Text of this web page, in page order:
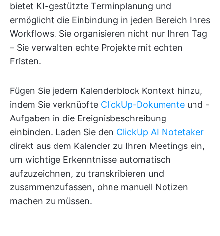
bietet KI-gestützte Terminplanung und
ermöglicht die Einbindung in jeden Bereich Ihres
Workflows. Sie organisieren nicht nur Ihren Tag
– Sie verwalten echte Projekte mit echten
Fristen.
Fügen Sie jedem Kalenderblock Kontext hinzu,
indem Sie verknüpfte ClickUp-Dokumente und -
Aufgaben in die Ereignisbeschreibung
einbinden. Laden Sie den ClickUp AI Notetaker
direkt aus dem Kalender zu Ihren Meetings ein,
um wichtige Erkenntnisse automatisch
aufzuzeichnen, zu transkribieren und
zusammenzufassen, ohne manuell Notizen
machen zu müssen.